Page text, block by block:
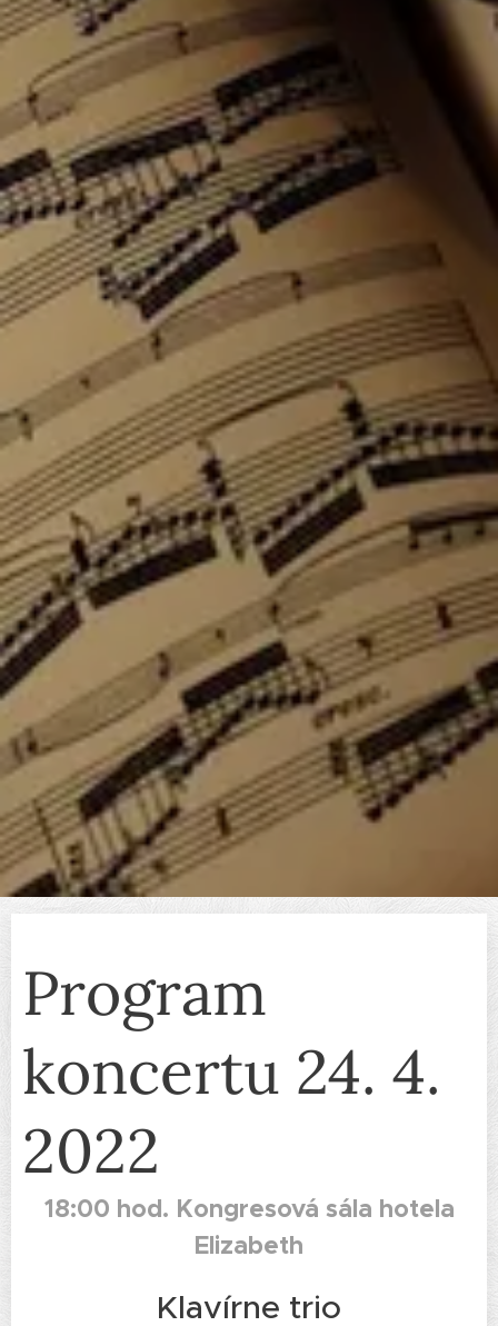
Program
koncertu 24. 4.
2022
18:00 hod. Kongresová sála hotela
Elizabeth
Klavírne trio